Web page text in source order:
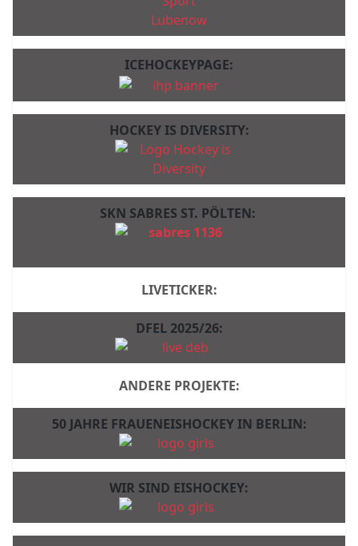
ICEHOCKEYPAGE:
HOCKEY IS DIVERSITY:
SKN SABRES ST. PÖLTEN:
LIVETICKER:
DFEL 2025/26:
ANDERE PROJEKTE:
50 JAHRE FRAUENEISHOCKEY IN BERLIN:
WIR SIND EISHOCKEY: